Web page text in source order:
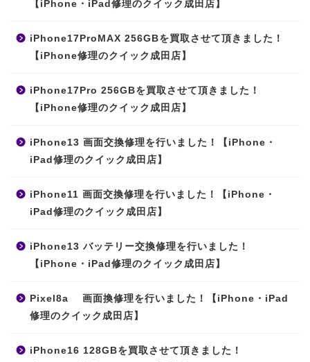
【iPhone・iPad修理のクイック成田店】
iPhone17ProMAX 256GBを買取させて頂きました！
【iPhone修理のクイック成田店】
iPhone17Pro 256GBを買取させて頂きました！
【iPhone修理のクイック成田店】
iPhone13 画面交換修理を行いました！【iPhone・
iPad修理のクイック成田店】
iPhone11 画面交換修理を行いました！【iPhone・
iPad修理のクイック成田店】
iPhone13 バッテリー交換修理を行いました！
【iPhone・iPad修理のクイック成田店】
Pixel8a 画面換修理を行いました！【iPhone・iPad
修理のクイック成田店】
iPhone16 128GBを買取させて頂きました！